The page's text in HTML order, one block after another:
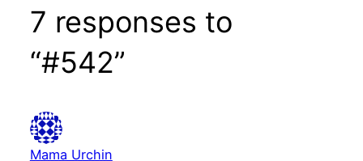
7 responses to
“#542”
Mama Urchin